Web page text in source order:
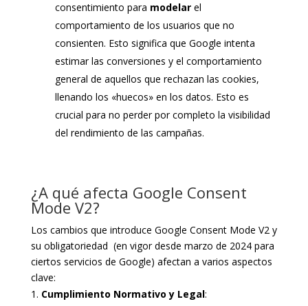
consentimiento para modelarel
comportamiento de los usuarios que no
consienten. Esto significa que Google intenta
estimar las conversiones y el comportamiento
general de aquellos que rechazan las cookies,
llenando los «huecos» en los datos. Esto es
crucial para no perder por completo la visibilidad
del rendimiento de las campañas.
¿A qué afecta Google Consent
Mode V2?
Los cambios que introduce Google Consent Mode V2 y
su obligatoriedad (en vigor desde marzo de 2024 para
ciertos servicios de Google) afectan a varios aspectos
clave:
Cumplimiento Normativo y Legal: